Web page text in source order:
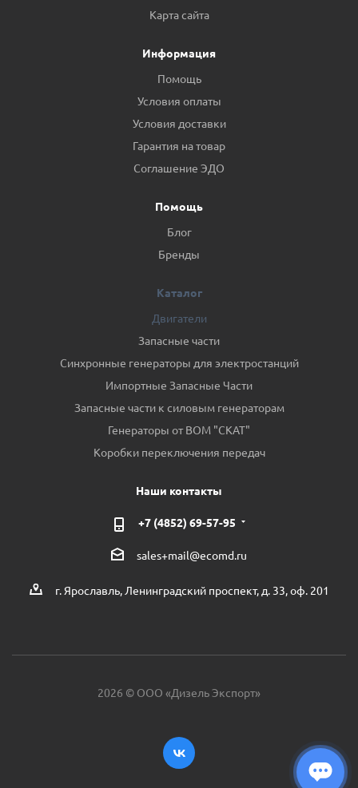
Карта сайта
Информация
Помощь
Условия оплаты
Условия доставки
Гарантия на товар
Соглашение ЭДО
Помощь
Блог
Бренды
Каталог
Двигатели
Запасные части
Синхронные генераторы для электростанций
Импортные Запасные Части
Запасные части к силовым генераторам
Генераторы от ВОМ "СКАТ"
Коробки переключения передач
Наши контакты
+7 (4852) 69-57-95
sales+mail@ecomd.ru
г. Ярославль, Ленинградский проспект, д. 33, оф. 201
2026 © ООО «Дизель Экспорт»